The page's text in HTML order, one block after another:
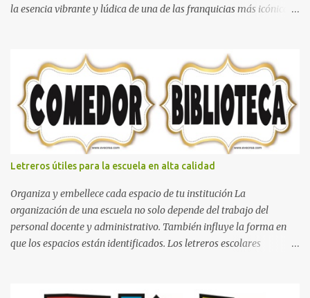
la esencia vibrante y lúdica de una de las franquicias más icónicas
tipografía clásica y robusta que los fans han reconocido por
décadas. En esta primera sección, el abecedario nos presenta:
Identidad Visual: Un diseño de bloques con bordes negros gruesos
que resaltan sobre cualquier fondo. Paleta de Colores: Una
secuencia dinámica que alterna entre el rojo de Mario, el verde de
Luigi, y los tonos azul y amarillo clásicos de los elementos del
juego. Contenido Actual: La imagen muestra la organización desde
la letra A hasta la M, estableciendo el estilo geométrico y divertido
que define a toda la colección. Primera parte del juego de letras
in...
Letreros útiles para la escuela en alta calidad
Organiza y embellece cada espacio de tu institución La
organización de una escuela no solo depende del trabajo del
personal docente y administrativo. También influye la forma en
que los espacios están identificados. Los letreros escolares
decorativo que hace que la institución luzca más ordenada,